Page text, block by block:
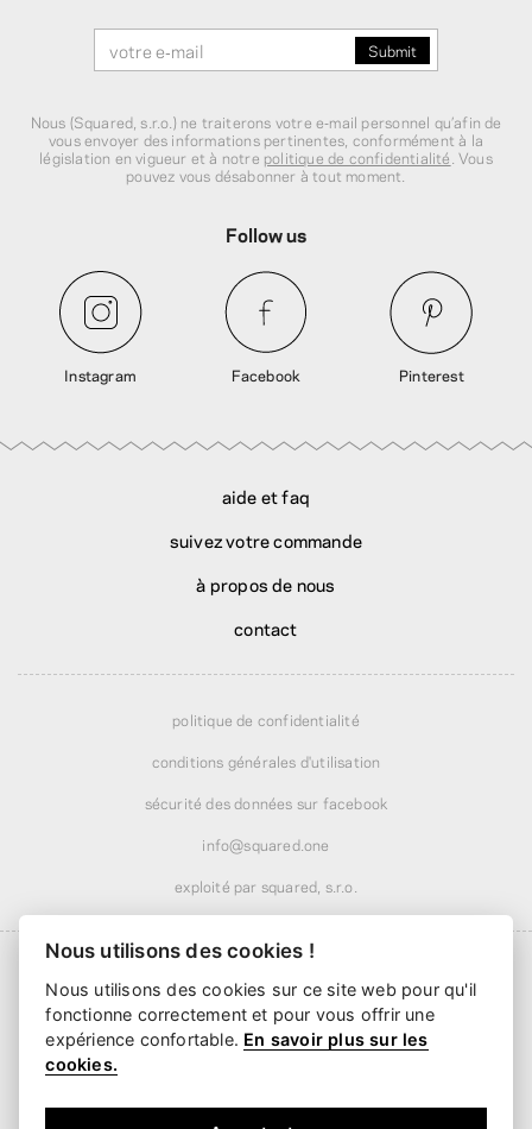
Nous (Squared, s.r.o.) ne traiterons votre e‑mail personnel qu’afin de
vous envoyer des informations pertinentes, conformément à la
législation en vigueur et à notre politique de confidentialité . Vous
pouvez vous désabonner à tout moment.
Follow us
Instagram Facebook Pinterest
aide et faq
suivez votre commande
à propos de nous
contact
politique de confidentialité
conditions générales d'utilisation
sécurité des données sur facebook
info@squared.one
exploité par squared, s.r.o.
Livraison à partir de 6,24 €· offerte dès51,99 €
Livraison dès2 jours ouvrés
Nous utilisons des cookies !
Nous utilisons des cookies sur ce site web pour qu'il
fonctionne correctement et pour vous offrir une
expérience confortable. En savoir plus sur les
cookies.